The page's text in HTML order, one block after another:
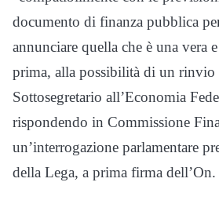
documento di finanza pubblica
annunciare quella che è una vera
prima, alla possibilità di un rinvio
Sottosegretario all’Economia
rispondendo in Commissione
un’interrogazione parlamentare
della Lega, a prima firma